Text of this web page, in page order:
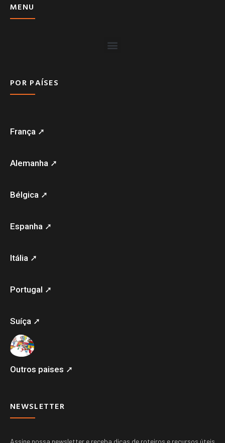
MENU
POR PAÍSES
França ➚
Alemanha ➚
Bélgica ➚
Espanha ➚
Itália ➚
Portugal ➚
Suíça ➚
Outros paises ➚
NEWSLETTER
Assine nossa newsletter e receba dicas de roteiros e recursos úteis